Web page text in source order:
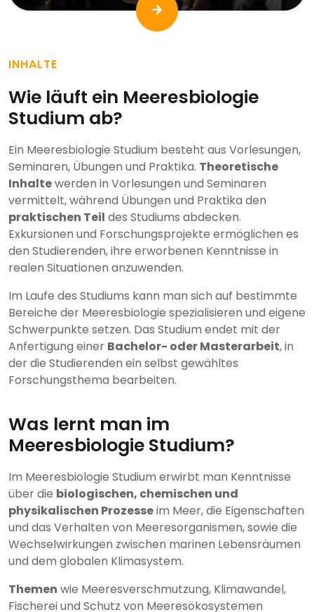
INHALTE
Wie läuft ein Meeresbiologie
Studium ab?
Ein Meeresbiologie Studium besteht aus Vorlesungen,
Seminaren, Übungen und Praktika. Theoretische
Inhaltewerden in Vorlesungen und Seminaren
vermittelt, während Übungen und Praktika den
praktischen Teil des Studiums abdecken.
Exkursionen und Forschungsprojekte ermöglichen es
den Studierenden, ihre erworbenen Kenntnisse in
realen Situationen anzuwenden.
Im Laufe des Studiums kann man sich auf bestimmte
Bereiche der Meeresbiologie spezialisieren und eigene
Schwerpunkte setzen. Das Studium endet mit der
Anfertigung einer Bachelor- oder Masterarbeit, in
der die Studierenden ein selbst gewähltes
Forschungsthema bearbeiten.
Was lernt man im
Meeresbiologie Studium?
Im Meeresbiologie Studium erwirbt man Kenntnisse
über die biologischen, chemischen und
physikalischen Prozesseim Meer, die Eigenschaften
und das Verhalten von Meeresorganismen, sowie die
Wechselwirkungen zwischen marinen Lebensräumen
und dem globalen Klimasystem.
Themen wie Meeresverschmutzung, Klimawandel,
Fischerei und Schutz von Meeresökosystemen